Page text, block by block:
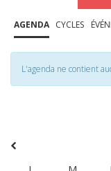
AGENDA CYCLES
L'agenda ne contient